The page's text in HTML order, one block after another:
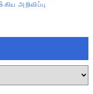
அறிவிப்பு